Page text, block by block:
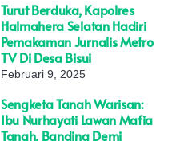
Turut Berduka, Kapolres
Halmahera Selatan Hadiri
Pemakaman Jurnalis Metro
TV Di Desa Bisui
Februari 9, 2025
Sengketa Tanah Warisan:
Ibu Nurhayati Lawan Mafia
Tanah, Banding Demi